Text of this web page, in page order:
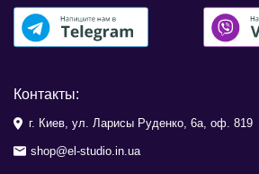
Контакты:
г. Киев, ул. Ларисы Руденко, 6а, оф. 819
shop@el-studio.in.ua